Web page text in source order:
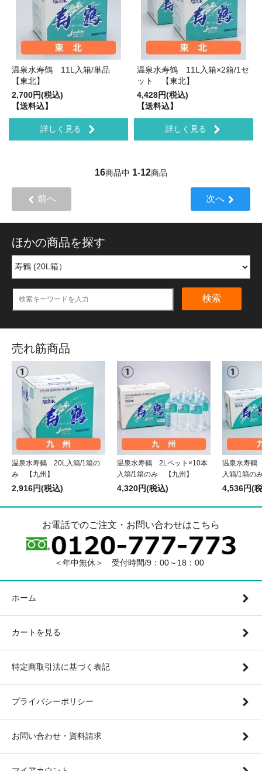
温泉水寿鶴 11L入箱/単品
【東北】
2,700円(税込)
【送料込】
詳しく見る
温泉水寿鶴 11L入箱×2箱/1セ
ット 【東北】
4,428円(税込)
【送料込】
詳しく見る
16商品中 1-12商品
前へ 次へ
ほかの商品を探す
検索
売れ筋商品
温泉水寿鶴 20L入箱/1箱の
み 【九州】
2,916円(税込)
温泉水寿鶴 2Lペット×10本
入箱/1箱のみ 【九州】
4,320円(税込)
温泉水寿鶴
入箱/1箱の
4,536円(
お電話でのご注文・お問い合わせはこちら
＜年中無休＞ 受付時間/9：00～18：00
ホーム
カートを見る
特定商取引法に基づく表記
プライバシーポリシー
お問い合わせ・資料請求